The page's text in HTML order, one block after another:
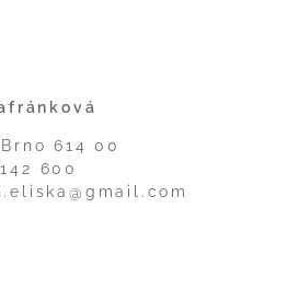
614 00
600